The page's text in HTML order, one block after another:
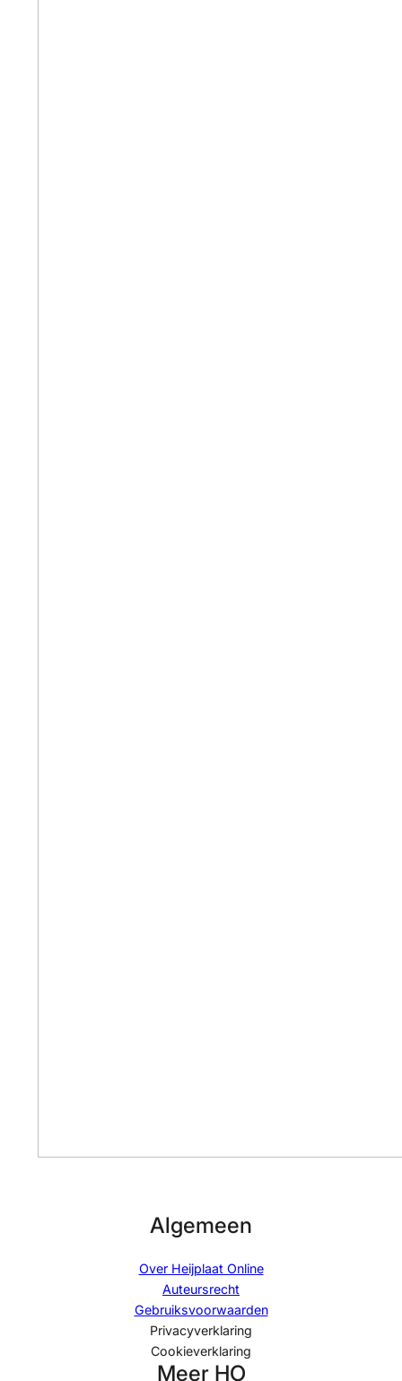
Algemeen
Over Heijplaat Online
Auteursrecht
Gebruiksvoorwaarden
Privacyverklaring
Cookieverklaring
Meer HO